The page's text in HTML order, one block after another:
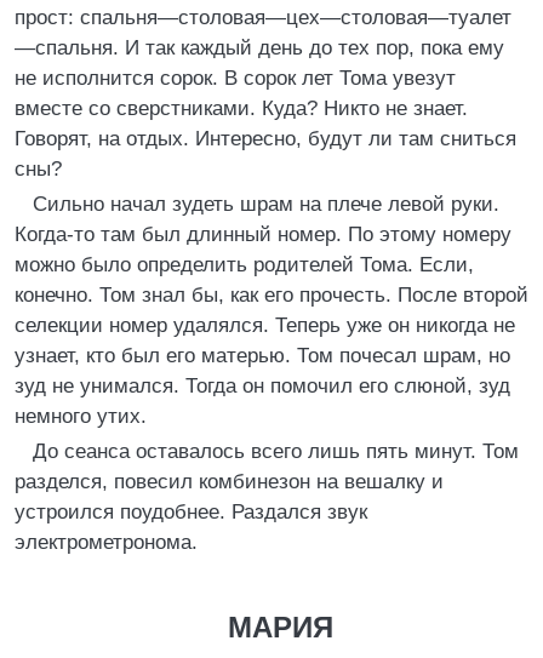
прост: спальня—столовая—цех—столовая—туалет
—спальня. И так каждый день до тех пор, пока ему
не исполнится сорок. В сорок лет Тома увезут
вместе со сверстниками. Куда? Никто не знает.
Говорят, на отдых. Интересно, будут ли там сниться
сны?
Сильно начал зудеть шрам на плече левой руки.
Когда-то там был длинный номер. По этому номеру
можно было определить родителей Тома. Если,
конечно. Том знал бы, как его прочесть. После второй
селекции номер удалялся. Теперь уже он никогда не
узнает, кто был его матерью. Том почесал шрам, но
зуд не унимался. Тогда он помочил его слюной, зуд
немного утих.
До сеанса оставалось всего лишь пять минут. Том
разделся, повесил комбинезон на вешалку и
устроился поудобнее. Раздался звук
электрометронома.
МАРИЯ